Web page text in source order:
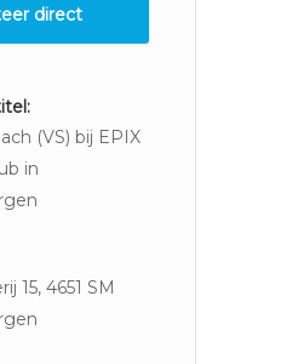
direct
(VS) bij EPIX
in
15, 4651 SM